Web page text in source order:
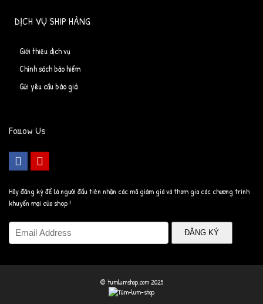
DỊCH VỤ SHIP HÀNG
Giới thiệu dịch vụ
Chính sách bảo hiểm
Gửi yêu cầu báo giá
Follow Us
Hãy đăng ký để là người đầu tiên nhận các mã giảm giá và tham gia các chương trình
khuyến mại của shop !
ĐĂNG KÝ
© tumlumshop.com 2025